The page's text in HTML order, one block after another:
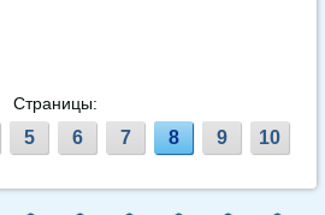
Страницы:
5 6 7 8 9 10